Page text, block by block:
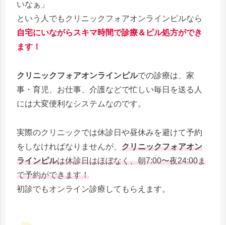
いなぁ」
という人でもクリニックフォアオンラインピルなら
自宅にいながらスキマ時間で診療＆ピル処方ができ
ます！
クリニックフォアオンラインピルでの診療は、家
事・育児、お仕事、介護などで忙しい毎日を送る人
には大変便利なシステムなのです。
実際のクリニックでは休診日や昼休みを避けて予約
をしなければなりませんが、 クリニックフォアオン
ラインピルは休診日はほぼなく、朝7:00〜夜24:00ま
で予約ができます！
初診でもオンライン診療してもらえます。